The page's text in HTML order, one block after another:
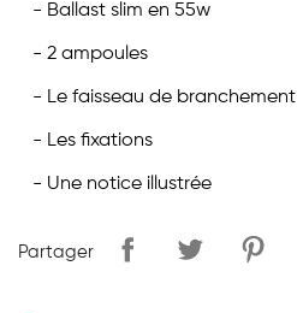
- Ballast slim en 55w
- 2 ampoules
- Le faisseau de branchement
- Les fixations
- Une notice illustrée
Partager